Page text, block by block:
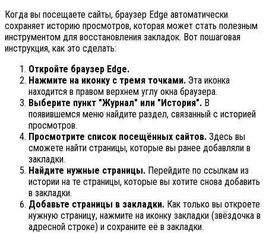
Когда вы посещаете сайты, браузер Edge автоматически
сохраняет историю просмотров, которая может стать полезным
инструментом для восстановления закладок. Вот пошаговая
инструкция, как это сделать:
Откройте браузер Edge.
Нажмите на иконку с тремя точками. Эта иконка
находится в правом верхнем углу окна браузера.
Выберите пункт "Журнал" или "История". В
появившемся меню найдите раздел, связанный с историей
просмотров.
Просмотрите список посещённых сайтов. Здесь вы
сможете найти страницы, которые вы ранее добавляли в
закладки.
Найдите нужные страницы. Перейдите по ссылкам из
истории на те страницы, которые вы хотите снова добавить
в закладки.
Добавьте страницы в закладки. Как только вы откроете
нужную страницу, нажмите на иконку закладки (звёздочка в
адресной строке) и сохраните её в закладки.